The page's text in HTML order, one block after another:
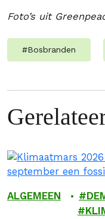
Foto’s uit
#Bosbranden
ALGEMEEN